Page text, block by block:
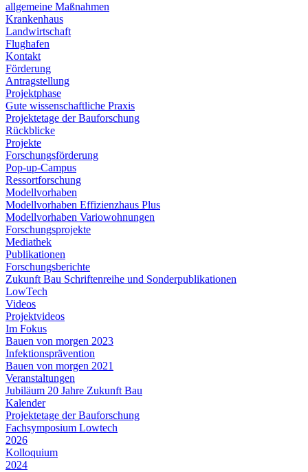
allgemeine Maßnahmen
Krankenhaus
Landwirtschaft
Flughafen
Kontakt
Förderung
Antragstellung
Projektphase
Gute wissenschaftliche Praxis
Projektetage der Bauforschung
Rückblicke
Projekte
Forschungsförderung
Pop-up-Campus
Ressortforschung
Modellvorhaben
Modellvorhaben Effizienzhaus Plus
Modellvorhaben Variowohnungen
Forschungsprojekte
Mediathek
Publikationen
Forschungsberichte
Zukunft Bau Schriftenreihe und Sonderpublikationen
LowTech
Videos
Projektvideos
Im Fokus
Bauen von morgen 2023
Infektionsprävention
Bauen von morgen 2021
Veranstaltungen
Jubiläum 20 Jahre Zukunft Bau
Kalender
Projektetage der Bauforschung
Fachsymposium Lowtech
2026
Kolloquium
2024